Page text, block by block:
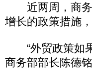
近两周，商务
增长的政策措施
“外贸政策如果
商务部部长陈德